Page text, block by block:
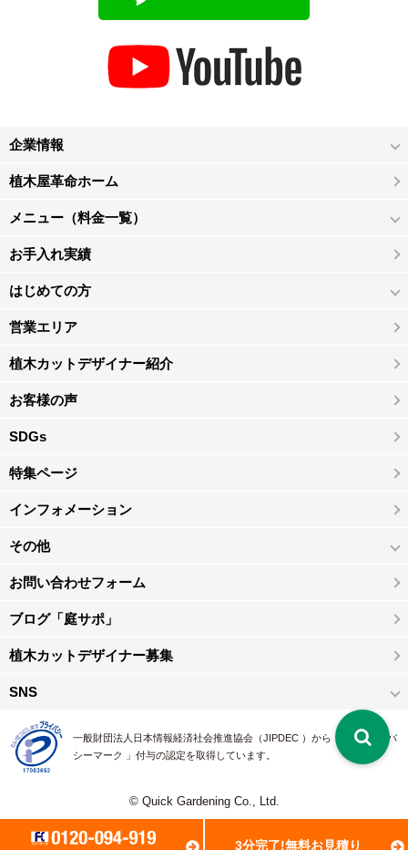
3分完了!無料お見積り
企業情報
植木屋革命ホーム
メニュー（料金一覧）
お手入れ実績
はじめての方
営業エリア
植木カットデザイナー紹介
お客様の声
SDGs
特集ページ
インフォメーション
その他
お問い合わせフォーム
ブログ「庭サポ」
植木カットデザイナー募集
SNS
一般財団法人日本情報経済社会推進協会（JIPDEC ）から 、「 プライバ
シーマーク 」付与の認定を取得しています。
© Quick Gardening Co., Ltd.